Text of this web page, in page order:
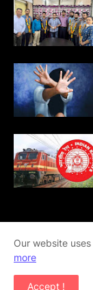
Home
Our website
more
Accept !